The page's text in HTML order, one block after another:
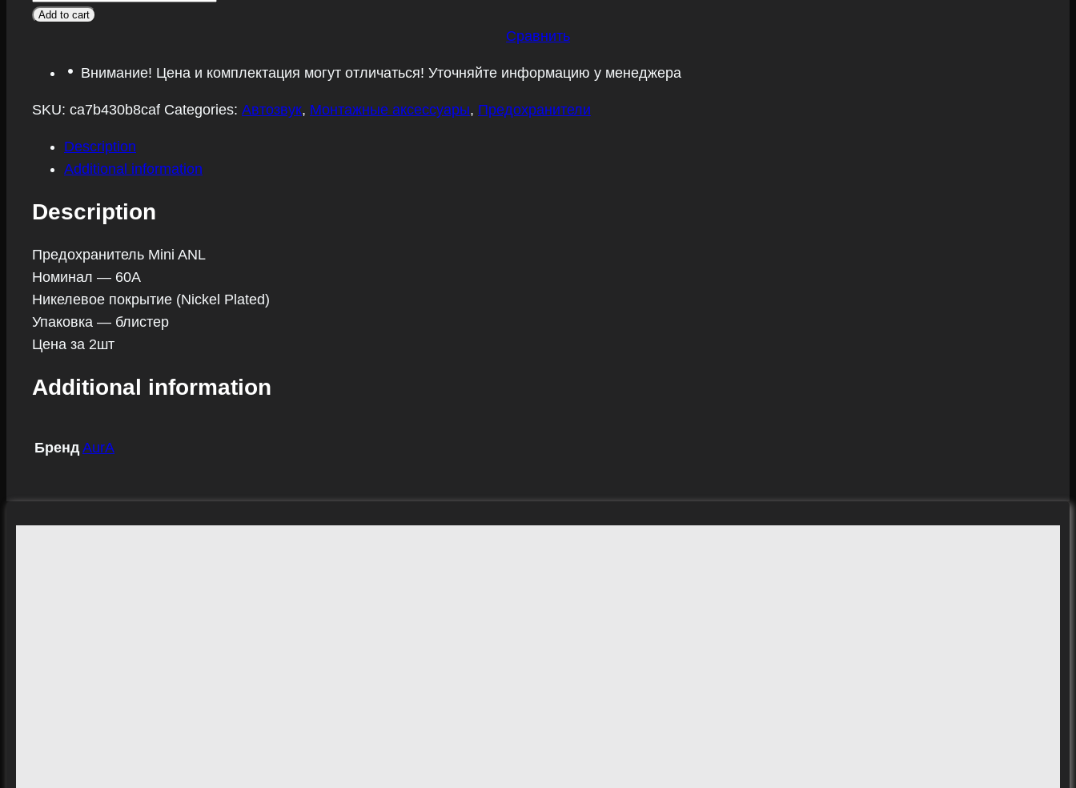
AurA
quantity
Add to cart
Сравнить
Внимание! Цена и комплектация могут отличаться! Уточняйте информацию у менеджера
SKU: ca7b430b8caf Categories: Автозвук, Монтажные аксессуары, Предохранители
Description
Additional information
Description
Предохранитель Mini ANL
Номинал — 60А
Никелевое покрытие (Nickel Plated)
Упаковка — блистер
Цена за 2шт
Additional information
Бренд AurA